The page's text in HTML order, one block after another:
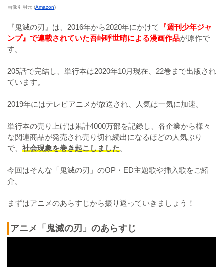
画像引用元 (Amazon)
『鬼滅の刃』は、2016年から2020年にかけて
『週刊少年ジャ
ンプ』で連載されていた吾峠呼世晴による漫画作品が原作で
す。
205話で完結し、単行本は2020年10月現在、22巻まで出版され
ています。
2019年にはテレビアニメが放送され、人気は一気に加速。
単行本の売り上げは累計4000万部を記録し、各企業から様々
な関連商品が発売され売り切れ続出になるほどの人気ぶり
で、 社会現象を巻き起こしました。
今回はそんな「鬼滅の刃」のOP・ED主題歌や挿入歌をご紹
介。
まずはアニメのあらすじから振り返っていきましょう！
アニメ「鬼滅の刃」のあらすじ